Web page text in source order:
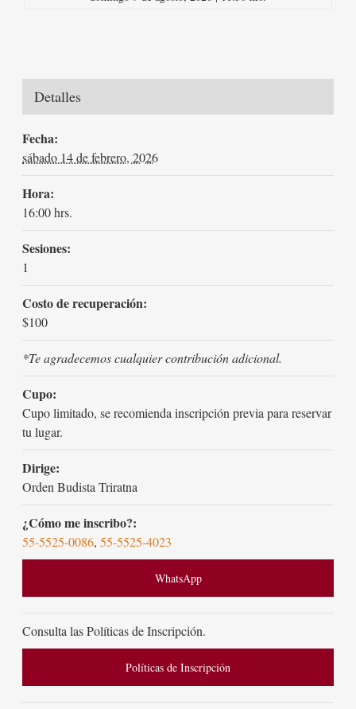
Detalles
Fecha:
sábado 14 de febrero, 2026
Hora:
16:00 hrs.
Sesiones:
1
Costo de recuperación:
$100
*Te agradecemos cualquier contribución adicional.
Cupo:
Cupo limitado, se recomienda inscripción previa para reservar
tu lugar.
Dirige:
Orden Budista Triratna
¿Cómo me inscribo?:
55-5525-0086,55-5525-4023
WhatsApp
Consulta las Políticas de Inscripción.
Políticas de Inscripción